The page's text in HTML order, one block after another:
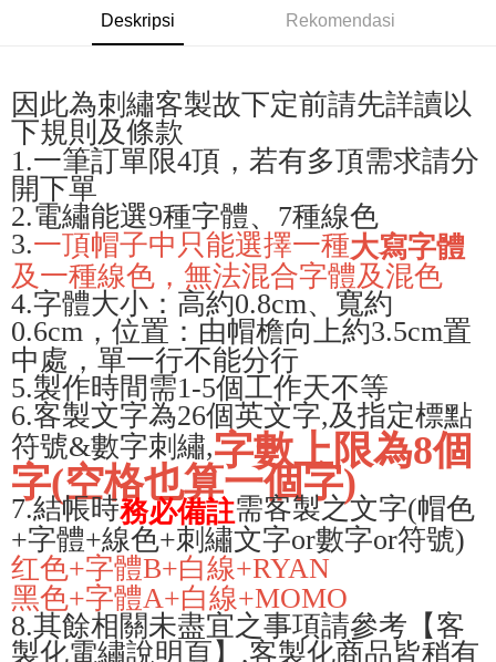
OP Pay Later
[Terma Penggunaan untuk OP Pay Later]
Perkhidmatan ini disediakan oleh Taiwan Mobile dan tersedia untuk
pengguna Taiwan Mobile tanpa memerlukan permohonan tambahan.
Jika anda memilih OP Pay Later sebagai kaedah pembayaran, sistem
akan mengarahkan anda secara automatik ke proses transaksi OP Pay
Later selepas pesanan dibuat. Anda perlu mengesahkan nombor telefon
mudah alih anda, memilih bilangan ansuran, dan menetapkan tarikh
akhir pembayaran. Transaksi akan dianggap selesai setelah pembayaran
disahkan.
Had kredit yang diluluskan, tempoh ansuran yang tersedia, dan yuran
yang dikenakan adalah tertakluk kepada maklumat yang dinyatakan
pada halaman pengesahan transaksi seterusnya.
Jika transaksi tidak disahkan dalam masa 30 minit selepas pesanan
dibuat, atau jika permohonan gagal dalam proses semakan, pesanan
akan dibatalkan secara automatik. Jika permohonan gagal pada
peringkat "semakan manual", ini bermakna kriteria pemarkahan sistem
tidak dipenuhi; butiran penilaian khusus tidak akan didedahkan.
[Arahan Pembayaran]
Pembayaran ansuran melalui OP Pay Later akan dibilkan secara
berasingan dan tidak termasuk dalam bil telekom anda. SMS peringatan
pembayaran akan dihantar selepas kitaran bil bulanan.
Selepas mengakses bil melalui pautan dalam SMS, anda boleh
AFTEE
Deskripsi
Pertama, Mengenai Perkhidmatan AFTEE Beli Sekarang Bayar Kemudian
1. Dengan memilih AFTEE sebagai kaedah pembayaran, mesej
pengesahan AFTEE akan muncul.
2. Anda boleh meneruskan pembayaran selepas pengesahan SMS.
3. Tiada bayaran diperlukan apabila pesanan disahkan. Produk akan
dihantar ke alamat yang ditetapkan.
4. Setelah pesanan disahkan, anda akan menerima SMS pembayaran
manakala ahli aplikasi akan menerima pemberitahuan tolak aplikasi
AFTEE.
5. Tiada bayaran diperlukan apabila anda menerima produk. Sila buat
pembayaran di empat kedai serbaneka utama, ATM atau perbankan
dalam talian dengan SMS pembayaran atau pemberitahuan tolak aplikasi
AFTEE.
Sila ambil perhatian bahawa tempoh pembayaran adalah 14 hari. Walau
bagaimanapun, bagi mereka yang telah memuat turun Aplikasi AFTEE
dan mendaftar sebagai ahli AFTEE boleh menikmati tempoh pembayaran
sehingga 45 hari.
Tempoh pembayaran dikira dari masa kedai meminta pembayaran anda,
ditambah dengan bilangan hari yang boleh dilanjutkan oleh AFTEE. Anda
boleh melanjutkan tempoh pembayaran anda sebelum anda menerima
pesanan. Walau bagaimanapun, tiada jaminan bahawa anda boleh
menerima pesanan anda semasa tempoh pembayaran (cth.: produk
prapesanan atau produk yang mungkin mengambil masa yang lebih
Pemindahan ATM
Pilihan Penghantaran
全家取貨付款
NT$45/pesanan
付款 後全家取貨
NT$45/pesanan
7-11取貨付款
NT$45/pesanan | Penghantaran percuma untuk pesanan
NT$499 atau lebih
付款 後7-11取貨
NT$45/pesanan | Penghantaran percuma untuk pesanan
NT$499 atau lebih
宅配
NT$70/pesanan | Penghantaran percuma untuk pesanan
Deskripsi Rekomendasi
因此為刺繡客製故下定前請先詳讀以
下規則及條款
1.一筆訂單限4頂，若有多頂需求請分
開下單
2.電繡能選9種字體、7種線色
3.一頂帽子中只能選擇一種大寫字體
及一種線色，無法混合字體及混色
4.字體大小：高約0.8cm、寬約
0.6cm，位置：由帽檐向上約3.5cm置
中處，單一行不能分行
5.製作時間需1-5個工作天不等
6.客製文字為26個英文字,及指定標點
符號&數字刺繡,字數上限為8個
字(空格也算一個字)
7.結帳時務必備註需客製之文字(帽色
+字體+線色+刺繡文字or數字or符號)
红色+字體B+白線+RYAN
黑色+字體A+白線+MOMO
8.其餘相關未盡宜之事項請參考【客
製化電繡說明頁】,客製化商品皆稍有